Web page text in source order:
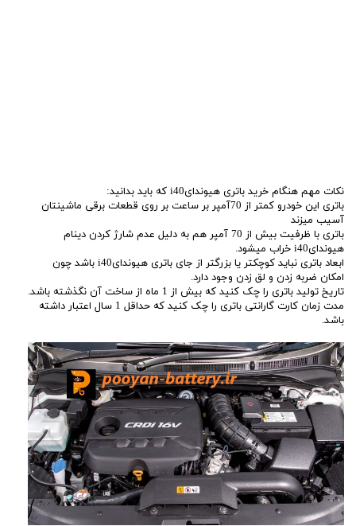
نکات مهم هنگام خرید باتری هیوندایi40 که باید بدانید:
باتری این خودرو کمتر از 70آمپر بر ساعت بر روی قطعات برقی ماشینتان
آسیب میزند
باتری با ظرفیت بیش از 70 آمپر هم به دلیل عدم شارژ کردن دینام
هیوندایi40 خراب میشود.
ابعاد باتری نباید کوچکتر یا بزرگتر از جای باتری هیوندایi40 باشد چون
امکان ضربه زدن و لق زدن وجود دارد.
تاریخ تولید باتری را چک کنید که بیش از 1 ماه از ساخت آن نگذشته باشد.
مدت زمان کارت گارانتی باتری را چک کنید که حداقل 1 سال اعتبار داشته
باشد.